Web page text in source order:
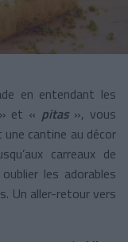
en entendant les
» et « pitas», vous
une cantine au décor
carreaux de
les adorables
Un aller-retour vers